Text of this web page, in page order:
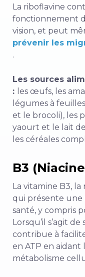
La riboflavine
fonctionnement
vision, et peut
prévenir les
.
Les sources
: les œufs, les
légumes à
et le brocoli), les
yaourt et le lait
les céréales
B3
La vitamine B3,
qui présente une
santé, y compris
Lorsqu’il s’agit
contribue à
en ATP en aidant
métabolisme